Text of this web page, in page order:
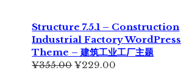
Structure 7.5.1 – Construction
Industrial Factory WordPress
Theme – 建筑工业工厂主题
¥355.00原
¥229.00